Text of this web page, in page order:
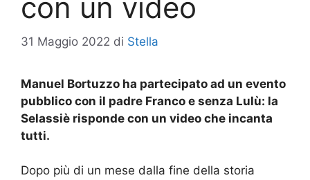
con un video
31 Maggio 2022 di Stella
Manuel Bortuzzo ha partecipato ad un evento
pubblico con il padre Franco e senza Lulù: la
Selassiè risponde con un video che incanta
tutti.
Dopo più di un mese dalla fine della storia